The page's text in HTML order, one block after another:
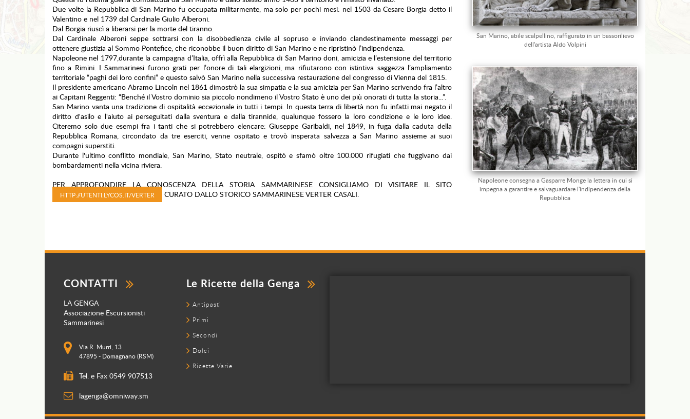
Due volte la Repubblica di San Marino fu occupata militarmente, ma solo per pochi mesi: nel 1503 da Cesare Borgia detto il
Valentino e nel 1739 dal Cardinale Giulio Alberoni.
Dal Borgia riuscì a liberarsi per la morte del tiranno.
Dal Cardinale Alberoni seppe sottrarsi con la disobbedienza civile al sopruso e inviando clandestinamente messaggi per
ottenere giustizia al Sommo Pontefice, che riconobbe il buon diritto di San Marino e ne ripristinò l’indipendenza.
Napoleone nel 1797,durante la campagna d’Italia, offrì alla Repubblica di San Marino doni, amicizia e l’estensione del territorio
fino a Rimini. I Sammarinesi furono grati per l’onore di tali elargizioni, ma rifiutarono con istintiva saggezza l’ampliamento
territoriale “paghi dei loro confini” e questo salvò San Marino nella successiva restaurazione del congresso di Vienna del 1815.
Il presidente americano Abramo Lincoln nel 1861 dimostrò la sua simpatia e la sua amicizia per San Marino scrivendo fra l’altro
ai Capitani Reggenti: “Benché il Vostro dominio sia piccolo nondimeno il Vostro Stato è uno dei più onorati di tutta la storia...”.
San Marino vanta una tradizione di ospitalità eccezionale in tutti i tempi. In questa terra di libertà non fu infatti mai negato il
diritto d'asilo e l'aiuto ai perseguitati dalla sventura e dalla tirannide, qualunque fossero la loro condizione e le loro idee.
Citeremo solo due esempi fra i tanti che si potrebbero elencare: Giuseppe Garibaldi, nel 1849, in fuga dalla caduta della
Repubblica Romana, circondato da tre eserciti, venne ospitato e trovò insperata salvezza a San Marino assieme ai suoi
compagni superstiti.
Durante l'ultimo conflitto mondiale, San Marino, Stato neutrale, ospitò e sfamò oltre 100.000 rifugiati che fuggivano dai
bombardamenti nella vicina riviera.
PER APPROFONDIRE LA CONOSCENZA DELLA STORIA SAMMARINESE CONSIGLIAMO DI VISITARE IL SITO
HTTP://UTENTI.LYCOS.IT/VERTER CURATO DALLO STORICO SAMMARINESE VERTER CASALI.
San Marino, abile scalpellino, raffigurato in un bassorilievo
dell'artista Aldo Volpini
Napoleone consegna a Gasparre Monge la lettera in cui si
impegna a garantire e salvaguardare l'indipendenza della
Repubblica
CONTATTI
LA GENGA
Associazione Escursionisti
Sammarinesi
Via R. Murri, 13
47895 - Domagnano (RSM)
Tel. e Fax 0549 907513
lagenga@omniway.sm
Le Ricette della Genga
Antipasti
Primi
Secondi
Dolci
Ricette Varie